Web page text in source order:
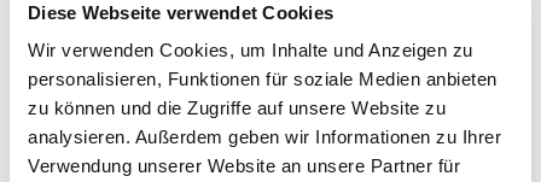
Diese Webseite verwendet Cookies
Wir verwenden Cookies, um Inhalte und Anzeigen zu
personalisieren, Funktionen für soziale Medien anbieten
zu können und die Zugriffe auf unsere Website zu
analysieren. Außerdem geben wir Informationen zu Ihrer
Verwendung unserer Website an unsere Partner für